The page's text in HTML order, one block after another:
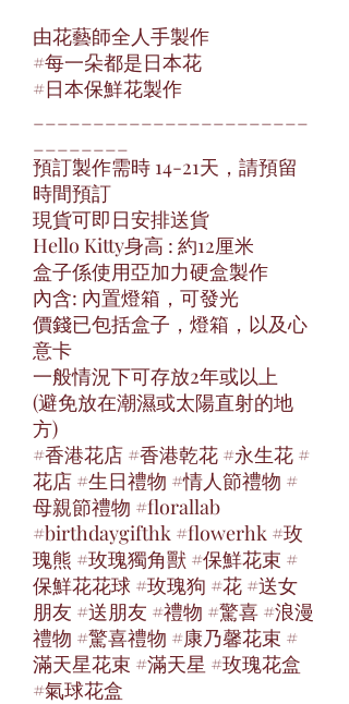
由花藝師全人手製作
#每一朵都是日本花
#日本保鮮花製作
預訂製作需時 14-21天，請預留
時間預訂
現貨可即日安排送貨
Hello Kitty身高 : 約12厘米
盒子係使用亞加力硬盒製作
內含: 內置燈箱，可發光
價錢已包括盒子，燈箱，以及心
意卡
一般情況下可存放2年或以上
(避免放在潮濕或太陽直射的地
方)
#香港花店 #香港乾花 #永生花 #
花店 #生日禮物 #情人節禮物 #
母親節禮物 #florallab
#birthdaygifthk #flowerhk #玫
瑰熊 #玫瑰獨角獸 #保鮮花束 #
保鮮花花球 #玫瑰狗 #花 #送女
朋友 #送朋友 #禮物 #驚喜 #浪漫
禮物 #驚喜禮物 #康乃馨花束 #
滿天星花束 #滿天星 #玫瑰花盒
#氣球花盒